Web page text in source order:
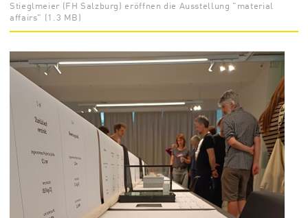
Stieglmeier (FH Salzburg) eröffnen die Ausstellung "material
affairs" (1.3 MB)